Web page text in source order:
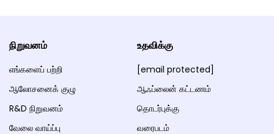
நிறுவனம்
எங்களைப் பற்றி
ஆலோசனைக் குழு
R&D நிறுவனம்
வேலை வாய்ப்பு
உதவிக்கு
[email protected]
ஆஃப்லைன் கட்டணம்
தொடர்புக்கு
வரைபடம்